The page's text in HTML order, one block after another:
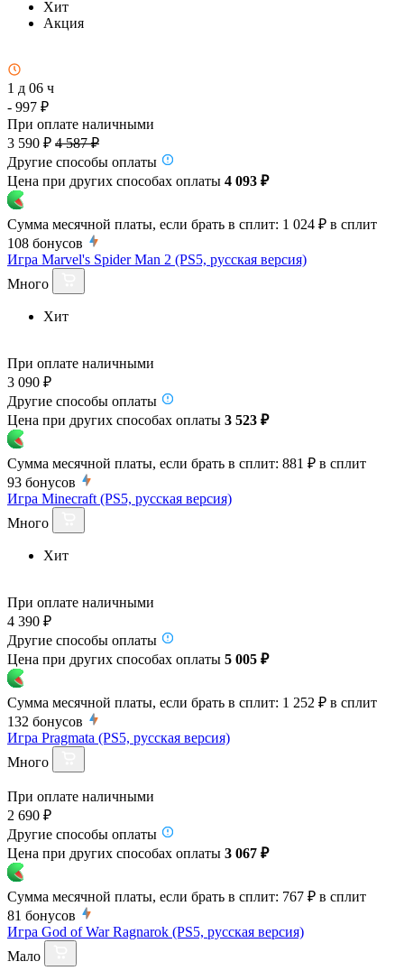
Хит
Акция
1 д 06 ч
- 997 ₽
При оплате наличными
3 590 ₽ 4 587 ₽
Другие способы оплаты
Цена при других способах оплаты 4 093 ₽
Сумма месячной платы, если брать в сплит: 1 024 ₽ в сплит
108 бонусов
Игра Marvel's Spider Man 2 (PS5, русская версия)
Много
Хит
При оплате наличными
3 090 ₽
Другие способы оплаты
Цена при других способах оплаты 3 523 ₽
Сумма месячной платы, если брать в сплит: 881 ₽ в сплит
93 бонусов
Игра Minecraft (PS5, русская версия)
Много
Хит
При оплате наличными
4 390 ₽
Другие способы оплаты
Цена при других способах оплаты 5 005 ₽
Сумма месячной платы, если брать в сплит: 1 252 ₽ в сплит
132 бонусов
Игра Pragmata (PS5, русская версия)
Много
При оплате наличными
2 690 ₽
Другие способы оплаты
Цена при других способах оплаты 3 067 ₽
Сумма месячной платы, если брать в сплит: 767 ₽ в сплит
81 бонусов
Игра God of War Ragnarok (PS5, русская версия)
Мало